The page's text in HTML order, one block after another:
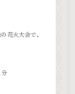
花火大会で、
分